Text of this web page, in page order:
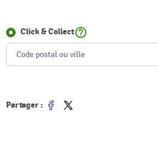
Click & Collecthelp_outline
Partager :
Partager
Tweet